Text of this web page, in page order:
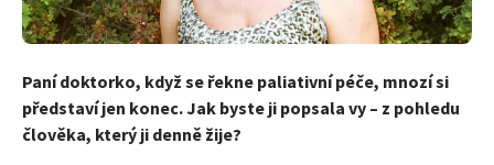
Paní doktorko, když se řekne paliativní péče, mnozí si
představí jen konec. Jak byste ji popsala vy – z pohledu
člověka, který ji denně žije?